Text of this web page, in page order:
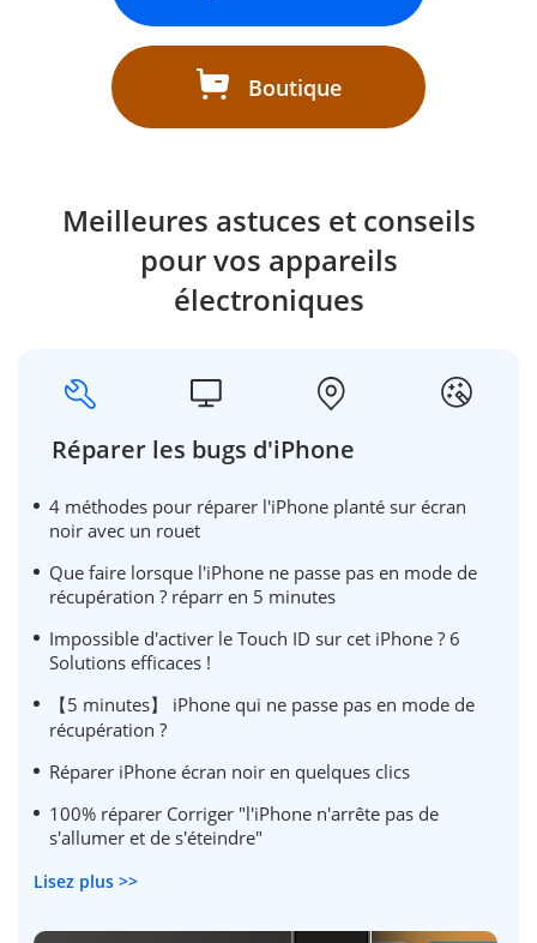
Boutique
Meilleures astuces et conseils
pour vos appareils
électroniques
Réparer les bugs d'iPhone
4 méthodes pour réparer l'iPhone planté sur écran
noir avec un rouet
Que faire lorsque l'iPhone ne passe pas en mode de
récupération ? réparr en 5 minutes
Impossible d'activer le Touch ID sur cet iPhone ? 6
Solutions efficaces !
【5 minutes】 iPhone qui ne passe pas en mode de
récupération ?
Réparer iPhone écran noir en quelques clics
100% réparer Corriger "l'iPhone n'arrête pas de
s'allumer et de s'éteindre"
Lisez plus >>